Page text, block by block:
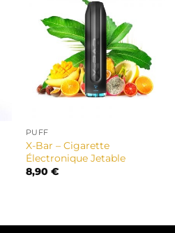
PUFF
X-Bar – Cigarette
Électronique Jetable
8,90 €